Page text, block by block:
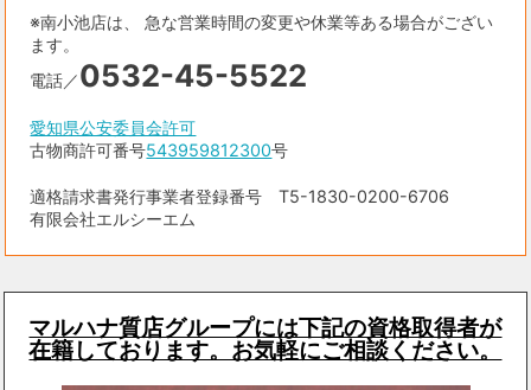
※南小池店は、 急な営業時間の変更や休業等ある場合がござい
ます。
電話／0532-45-5522
愛知県公安委員会許可
古物商許可番号543959812300号
適格請求書発行事業者登録番号 T5-1830-0200-6706
有限会社エルシーエム
マルハナ質店グループには下記の資格取得者が
在籍しております。お気軽にご相談ください。